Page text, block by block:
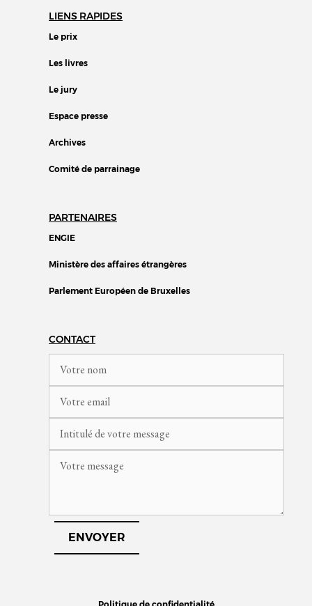
LIENS RAPIDES
Le prix
Les livres
Le jury
Espace presse
Archives
Comité de parrainage
PARTENAIRES
ENGIE
Ministère des affaires étrangères
Parlement Européen de Bruxelles
CONTACT